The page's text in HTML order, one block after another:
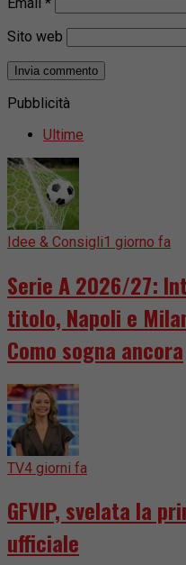
Sito web
Pubblicità
Ultime
Idee & Consigli1 giorno fa
Serie A 2026/27:
titolo, Napoli e
Como sogna ancora
TV4 giorni fa
GFVIP, svelata la
ufficiale